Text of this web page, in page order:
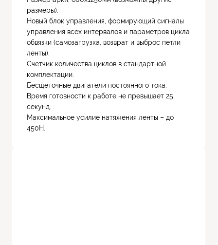
размеры).
Новый блок управления, формирующий сигналы
управления всех интервалов и параметров цикла
обвязки (самозагрузка, возврат и выброс петли
ленты).
Счетчик количества циклов в стандартной
комплектации.
Бесщеточные двигатели постоянного тока.
Время готовности к работе не превышает 25
секунд.
Максимальное усилие натяжения ленты – до
450Н.